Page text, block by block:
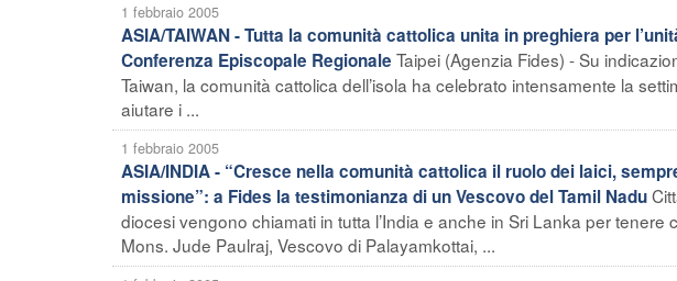
1 febbraio 2005
ASIA/TAIWAN - Tutta la comunità cattolica unita in preghiera per
Conferenza Episcopale Regionale Taipei (Agenzia Fides) - Su
Taiwan, la comunità cattolica dell’isola ha celebrato intensamente la
aiutare i ...
1 febbraio 2005
ASIA/INDIA - “Cresce nella comunità cattolica il ruolo dei laici,
missione”: a Fides la testimonianza di un Vescovo del Tamil Nadu
diocesi vengono chiamati in tutta l’India e anche in Sri Lanka per tenere
Mons. Jude Paulraj, Vescovo di Palayamkottai, ...